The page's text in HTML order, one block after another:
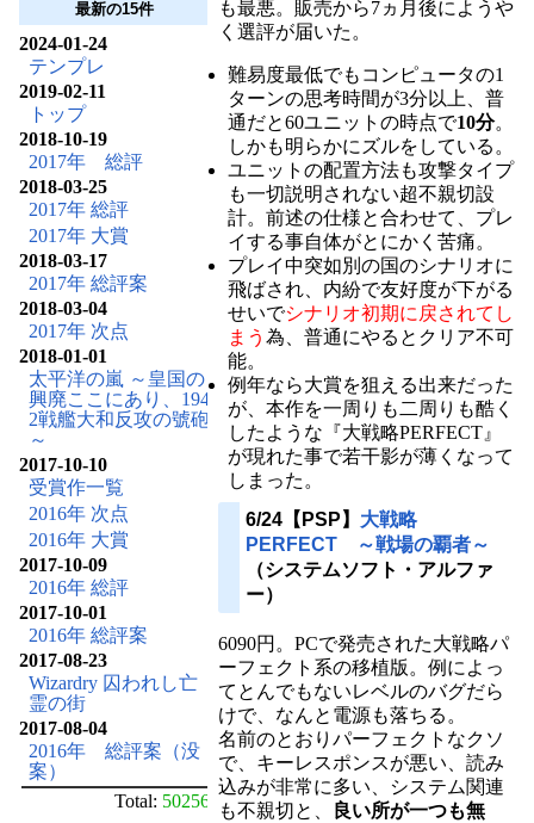
最新の15件
2024-01-24
テンプレ
2019-02-11
トップ
2018-10-19
2017年 総評
2018-03-25
2017年 総評
2017年 大賞
2018-03-17
2017年 総評案
2018-03-04
2017年 次点
2018-01-01
太平洋の嵐 ～皇国の
興廃ここにあり、194
2戦艦大和反攻の號砲
～
2017-10-10
受賞作一覧
2016年 次点
2016年 大賞
2017-10-09
2016年 総評
2017-10-01
2016年 総評案
2017-08-23
Wizardry 囚われし亡
霊の街
2017-08-04
2016年 総評案（没
案）
Total: 50256
も最悪。販売から7ヵ月後にようや
く選評が届いた。
難易度最低でもコンピュータの1
ターンの思考時間が3分以上、普
通だと60ユニットの時点で10分。
しかも明らかにズルをしている。
ユニットの配置方法も攻撃タイプ
も一切説明されない超不親切設
計。前述の仕様と合わせて、プレ
イする事自体がとにかく苦痛。
プレイ中突如別の国のシナリオに
飛ばされ、内紛で友好度が下がる
せいでシナリオ初期に戻されてし
まう 為、普通にやるとクリア不可
能。
例年なら大賞を狙える出来だった
が、本作を一周りも二周りも酷く
したような『大戦略PERFECT』
が現れた事で若干影が薄くなって
しまった。
6/24【PSP】 大戦略
PERFECT ～戦場の覇者～
（システムソフト・アルファ
ー）
6090円。PCで発売された大戦略パ
ーフェクト系の移植版。例によっ
てとんでもないレベルのバグだら
けで、なんと電源も落ちる。
名前のとおりパーフェクトなクソ
で、キーレスポンスが悪い、読み
込みが非常に多い、システム関連
も不親切と、
良い所が一つも無